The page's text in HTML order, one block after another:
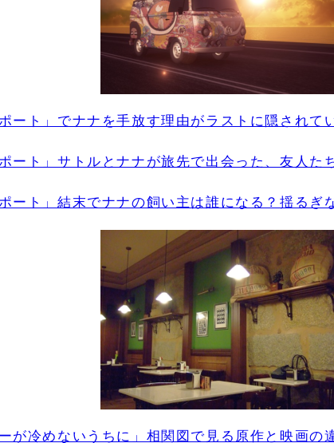
ポート」でナナを手放す理由がラストに隠されて
ポート」サトルとナナが旅先で出会った、友人た
ポート」結末でナナの飼い主は誰になる？揺るぎ
ーが冷めないうちに」相関図で見る原作と映画の